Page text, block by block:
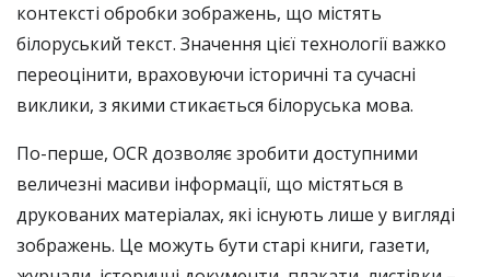
контексті обробки зображень, що містять
білоруський текст. Значення цієї технології важко
переоцінити, враховуючи історичні та сучасні
виклики, з якими стикається білоруська мова.
По-перше, OCR дозволяє зробити доступними
величезні масиви інформації, що містяться в
друкованих матеріалах, які існують лише у вигляді
зображень. Це можуть бути старі книги, газети,